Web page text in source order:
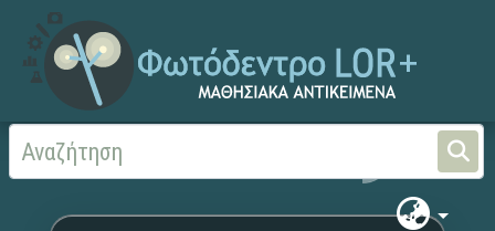
Αρχική Χωρίς τίτλο